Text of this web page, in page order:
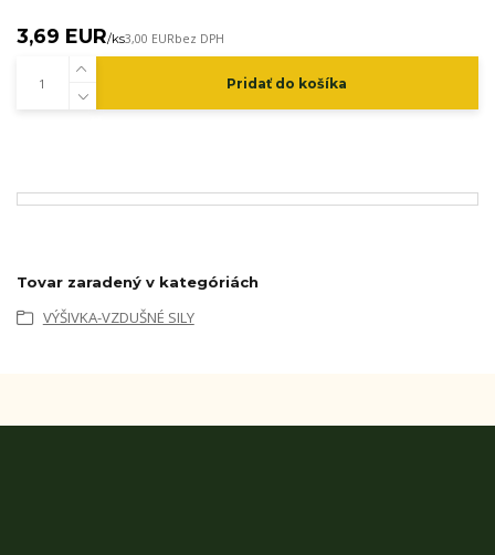
3,69 EUR/ks3,00 EURbez DPH
Pridať do košíka
Tovar zaradený v kategóriách
VÝŠIVKA-VZDUŠNÉ SILY